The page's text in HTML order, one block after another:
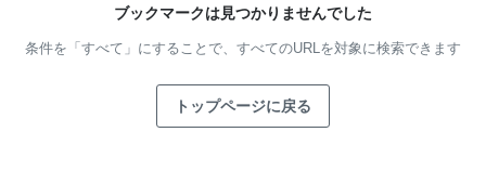
ブックマークは見つかりませんでした
条件を「すべて」にすることで、 すべてのURLを対象に検索できます
トップページに戻る